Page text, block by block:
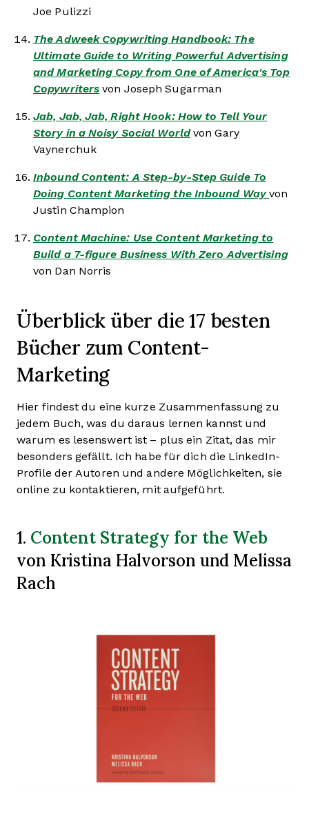
Joe Pulizzi
The Adweek Copywriting Handbook: The
Ultimate Guide to Writing Powerful Advertising
and Marketing Copy from One of America's Top
Copywriters von Joseph Sugarman
Jab, Jab, Jab, Right Hook: How to Tell Your
Story in a Noisy Social Worldvon Gary
Vaynerchuk
Inbound Content: A Step-by-Step Guide To
Doing Content Marketing the Inbound Way von
Justin Champion
Content Machine: Use Content Marketing to
Build a 7-figure Business With Zero Advertising
von Dan Norris
Überblick über die 17 besten
Bücher zum Content-
Marketing
Hier findest du eine kurze Zusammenfassung zu
jedem Buch, was du daraus lernen kannst und
warum es lesenswert ist – plus ein Zitat, das mir
besonders gefällt. Ich habe für dich die LinkedIn-
Profile der Autoren und andere Möglichkeiten, sie
online zu kontaktieren, mit aufgeführt.
1. Content Strategy for the Web
von Kristina Halvorson und Melissa
Rach